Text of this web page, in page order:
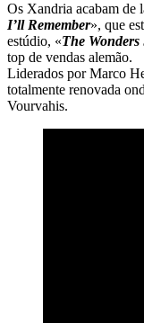
Os Xandria acabam de
I’ll Remember», que
estúdio, «The
top de vendas alemão.
Liderados por Marco
totalmente renovada
Vourvahis.